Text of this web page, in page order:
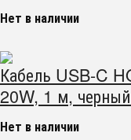
Нет в наличии
Кабель USB-C
20W, 1 м,
Нет в наличии